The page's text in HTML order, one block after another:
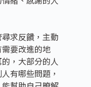
求反饋，主動
要改進的地
，大部分的人
有哪些問題，